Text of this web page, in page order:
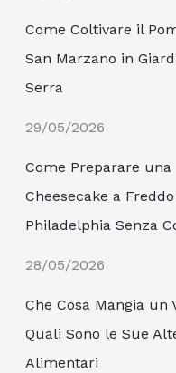
Come Coltivare il
San Marzano in
Serra
29/05/2026
Come Preparare una
Cheesecake a
Philadelphia Senza
28/05/2026
Che Cosa Mangia un
Quali Sono le Sue
Alimentari